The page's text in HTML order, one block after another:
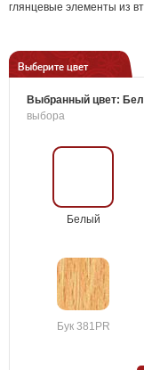
глянцевые элементы из
Выберите цвет
Выбранный цвет:
выбора
Белый
Бук 381PR